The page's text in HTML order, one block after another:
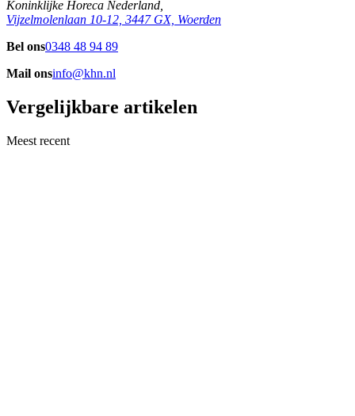
Koninklijke Horeca Nederland,
Vijzelmolenlaan 10-12, 3447 GX, Woerden
Bel ons0348 48 94 89
Mail onsinfo@khn.nl
Vergelijkbare artikelen
Meest recent